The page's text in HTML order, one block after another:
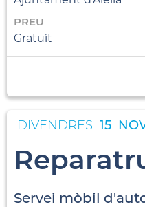
PREU
Gratuït
DIVENDRES 15
Servei mòbil